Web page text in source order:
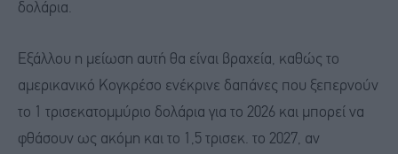
δολάρια.
Εξάλλου η μείωση αυτή θα είναι βραχεία, καθώς το
αμερικανικό Κογκρέσο ενέκρινε δαπάνες που ξεπερνούν
το 1 τρισεκατομμύριο δολάρια για το 2026 και μπορεί να
φθάσουν ως ακόμη και το 1,5 τρισεκ. το 2027, αν